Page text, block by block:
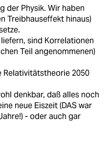
der Physik. Wir haben
Treibhauseffekt hinaus)
liefern, sind Korrelationen
Teil angenommenen)
Relativitätstheorie 2050
denkbar, daß alles noch
neue Eiszeit (DAS war
- oder auch gar